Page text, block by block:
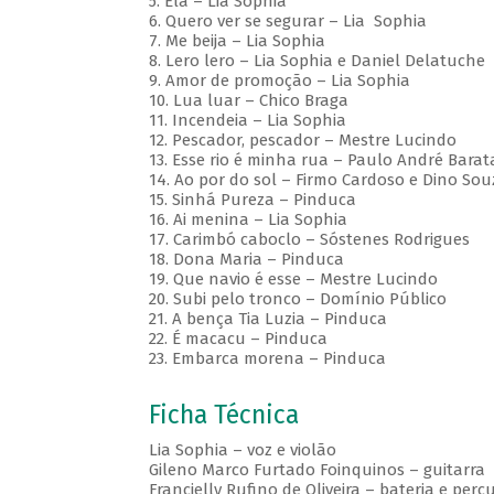
6. Quero ver se segurar – Lia Sophia
7. Me beija – Lia Sophia
8. Lero lero – Lia Sophia e Daniel Delatuche
9. Amor de promoção – Lia Sophia
10. Lua luar – Chico Braga
11. Incendeia – Lia Sophia
12. Pescador, pescador – Mestre Lucindo
13. Esse rio é minha rua – Paulo André
14. Ao por do sol – Firmo Cardoso e Dino
15. Sinhá Pureza – Pinduca
16. Ai menina – Lia Sophia
17. Carimbó caboclo – Sóstenes Rodrigues
18. Dona Maria – Pinduca
19. Que navio é esse – Mestre Lucindo
20. Subi pelo tronco – Domínio Público
21. A bença Tia Luzia – Pinduca
22. É macacu – Pinduca
23. Embarca morena – Pinduca
Ficha Técnica
Lia Sophia – voz e violão
Gileno Marco Furtado Foinquinos – guitarra